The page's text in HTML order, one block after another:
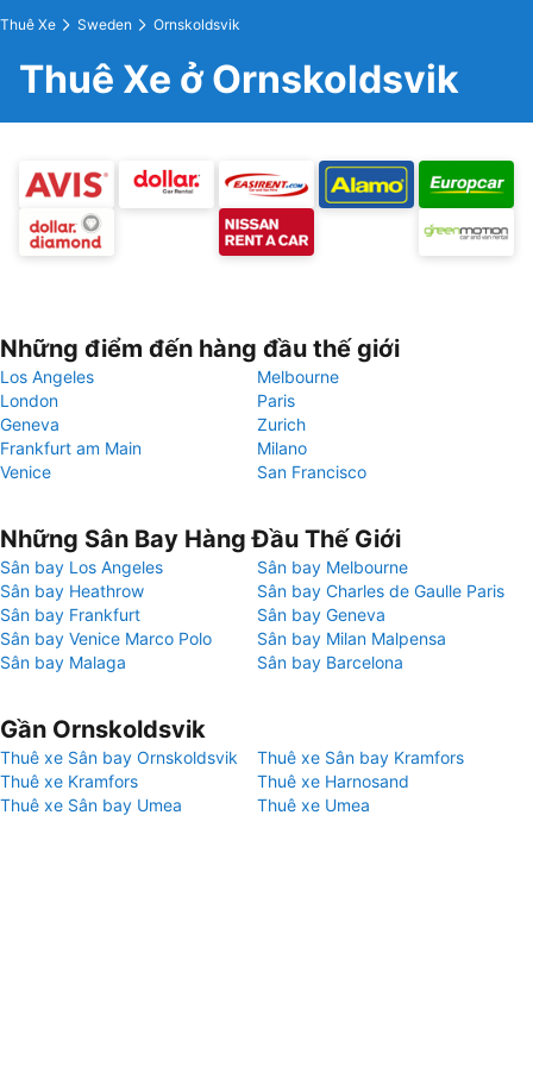
Thuê Xe Sweden Ornskoldsvik
Thuê Xe ở Ornskoldsvik
Những điểm đến hàng đầu thế giới
Los Angeles
Melbourne
London
Paris
Geneva
Zurich
Frankfurt am Main
Milano
Venice
San Francisco
Những Sân Bay Hàng Đầu Thế Giới
Sân bay Los Angeles
Sân bay Melbourne
Sân bay Heathrow
Sân bay Charles de Gaulle Paris
Sân bay Frankfurt
Sân bay Geneva
Sân bay Venice Marco Polo
Sân bay Milan Malpensa
Sân bay Malaga
Sân bay Barcelona
Gần Ornskoldsvik
Thuê xe Sân bay Ornskoldsvik
Thuê xe Sân bay Kramfors
Thuê xe Kramfors
Thuê xe Harnosand
Thuê xe Sân bay Umea
Thuê xe Umea